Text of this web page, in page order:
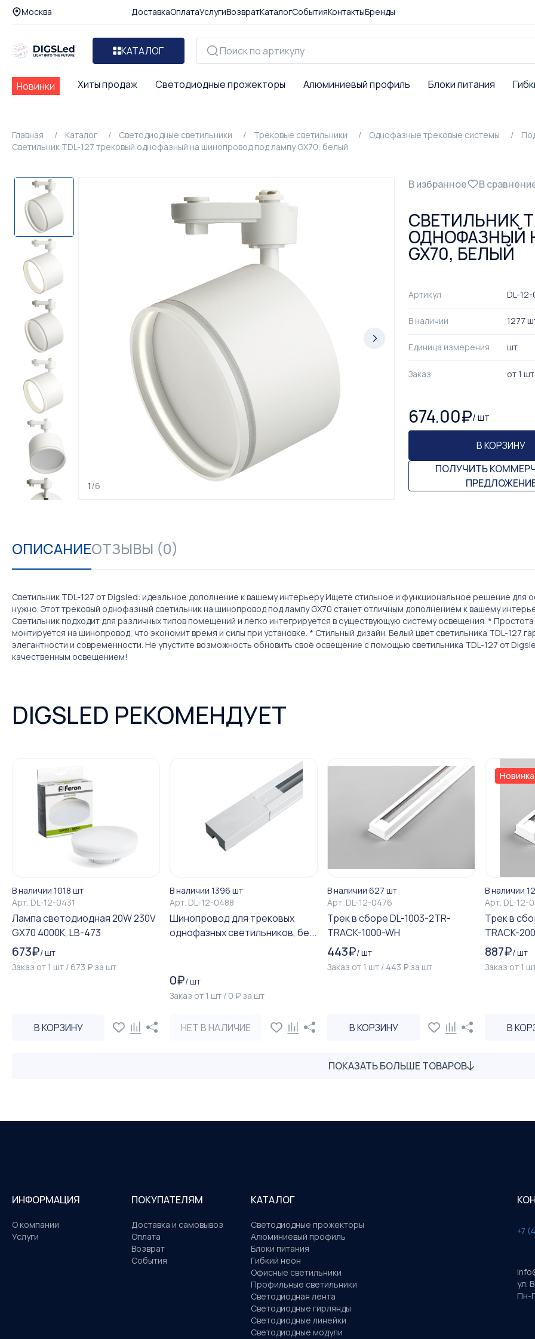
Москва ДоставкаОплатаУслугиВозвратКаталогСобытияКонтактыБренды
КАТАЛОГ
Новинки Хиты продаж Светодиодные прожекторы Алюминиевый профиль Блоки питания
Главная Каталог Светодиодные светильники Трековые светильники Однофазные трековые системы
Светильник TDL-127 трековый однофазный на шинопровод под лампу GX70, белый
1/6
В избранное В
СВЕТИЛЬНИК
ОДНОФАЗНЫЙ
GX70, БЕЛЫЙ
Артикул DL-12-
В наличии 1277
Единица измерения шт
Заказ от1 шт
674.00₽/шт
В КОРЗИНУ
ПОЛУЧИТЬ
ОПИСАНИЕОТЗЫВЫ (0)
Светильник TDL-127 от Digsled: идеальное дополнение к вашему интерьеру Ищете стильное и функциональное решение для
нужно. Этот трековый однофазный светильник на шинопровод под лампу GX70 станет отличным дополнением к вашему
Светильник подходит для различных типов помещений и легко интегрируется в существующую систему освещения. * Простота
монтируется на шинопровод, что экономит время и силы при установке. * Стильный дизайн. Белый цвет светильника TDL-
элегантности и современности. Не упустите возможность обновить своё освещение с помощью светильника TDL-127 от
качественным освещением!
DIGSLED РЕКОМЕНДУЕТ
В наличии 1018 шт
Арт. DL-12-0431
Лампа cветодиодная 20W 230V
GX70 4000K, LB-473
673₽/шт
Заказ от 1 шт / 673 ₽ за шт
В КОРЗИНУ
В наличии 1396 шт
Арт. DL-12-0488
Шинопровод для трековых
однофазных светильников, бе...
0₽/шт
Заказ от 1 шт / 0 ₽ за шт
НЕТ В НАЛИЧИЕ
В наличии 627 шт
Арт. DL-12-0476
Трек в сборе DL-1003-2TR-
TRACK-1000-WH
443₽/шт
Заказ от 1 шт / 443 ₽ за шт
В КОРЗИНУ
Новинка
В наличии
Арт. DL-12-
Трек в
TRACK-
887₽/шт
Заказ от 1
В
ПОКАЗАТЬ БОЛЬШЕ ТОВАРОВ
ИНФОРМАЦИЯ
О компании
Услуги
ПОКУПАТЕЛЯМ
Доставка и самовывоз
Оплата
Возврат
События
КАТАЛОГ
Светодиодные прожекторы
Алюминиевый профиль
Блоки питания
Гибкий неон
Офисные светильники
Профильные светильники
Светодиодная лента
Светодиодные гирлянды
Светодиодные линейки
Светодиодные модули
+7
ул.
Пн-